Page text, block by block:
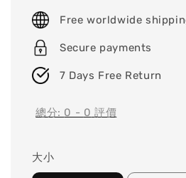
price
Free worldwide
Secure payments
7 Days Free Return
總分: 0 - 0 評價
大小